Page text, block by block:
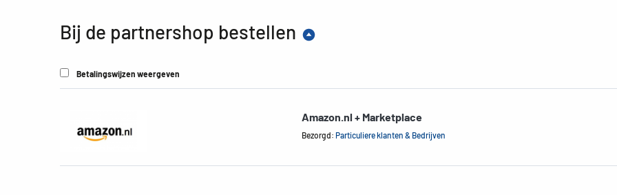
Bij de partnershop bestellen
Betalingswijzen weergeven
Amazon.nl + Marketplace
Bezorgd: Particuliere klanten & Bedrijven